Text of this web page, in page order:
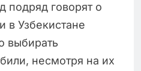
подряд говорят о
в Узбекистане
выбирать
несмотря на их